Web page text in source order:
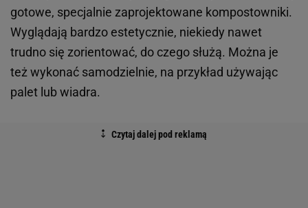
gotowe, specjalnie zaprojektowane kompostowniki.
Wyglądają bardzo estetycznie, niekiedy nawet
trudno się zorientować, do czego służą. Można je
też wykonać samodzielnie, na przykład używając
palet lub wiadra.